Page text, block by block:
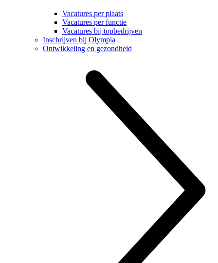
Vacatures per plaats
Vacatures per functie
Vacatures bij topbedrijven
Inschrijven bij Olympia
Ontwikkeling en gezondheid